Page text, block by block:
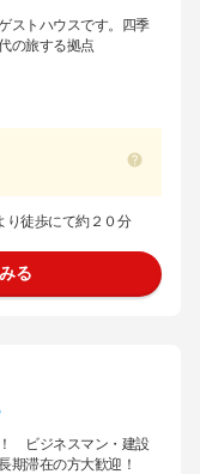
ストハウスです。四季
の旅する拠点
り徒歩にて約２０分
る
ビジネスマン・建設
滞在の方大歓迎！